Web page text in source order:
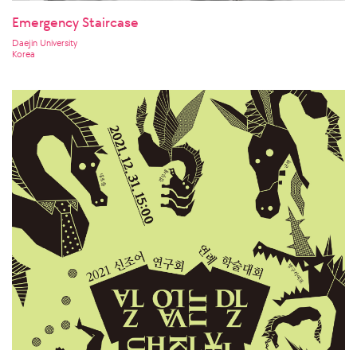
Emergency Staircase
Daejin University
Korea